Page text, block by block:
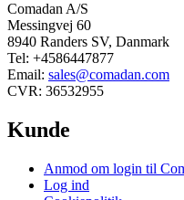
Comadan A/S
Messingvej 60
8940 Randers SV, Danmark
Tel: +4586447877
Email: sales@comadan.com
CVR: 36532955
Kunde
Main
Menu
Anmod om login til
Log ind